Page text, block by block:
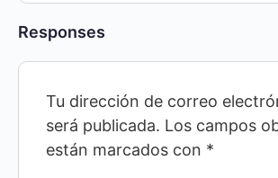
Responses
Tu dirección de correo
será publicada. Los campos
están marcados con *